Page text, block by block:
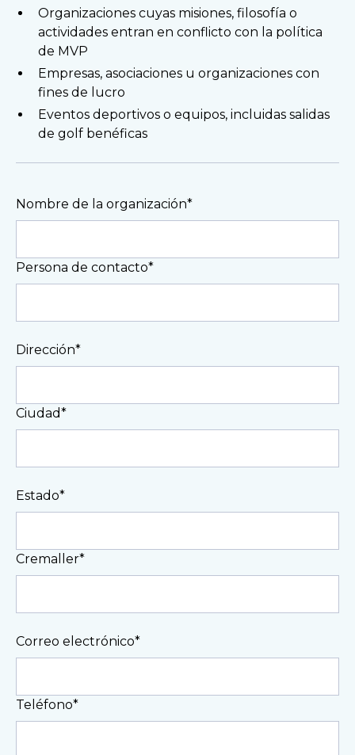
Nombre de la organización*
Persona de contacto*
Dirección*
Ciudad*
Estado*
Cremaller*
Correo electrónico*
Teléfono*
Organizaciones cuyas misiones, filosofía o
actividades entran en conflicto con la política
de MVP
Empresas, asociaciones u organizaciones con
fines de lucro
Eventos deportivos o equipos, incluidas salidas
de golf benéficas